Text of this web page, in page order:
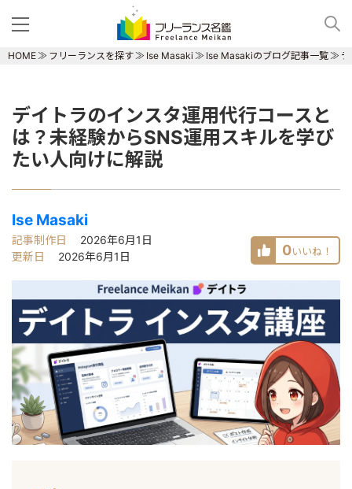
HOME フリーランスを探す Ise Masaki Ise Masakiのブログ記事一覧
デイトラのインスタ運用代行コースと
は？未経験からSNS運用スキルを学び
たい人向けに解説
Ise Masaki
記事制作日
2026年6月1日
更新日
2026年6月1日 0いいね！